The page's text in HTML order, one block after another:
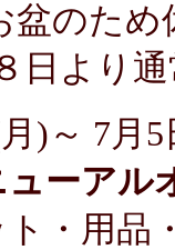
休
常営
)～ 7月
ューアル
・雑